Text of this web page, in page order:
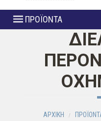
ΠΡΟΪΟΝΤΑ
ΑΡΧΙΚΗ